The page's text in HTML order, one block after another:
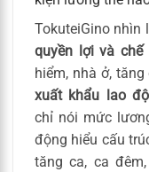
TokuteiGino nhìn
quyền lợi và
hiểm, nhà ở,
xuất khẩu lao
chỉ nói mức
động hiểu cấu
tăng ca, ca